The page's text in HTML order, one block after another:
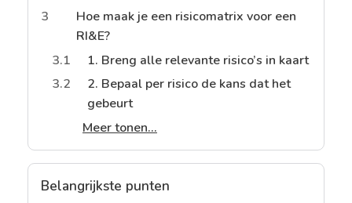
3
Hoe maak je een risicomatrix voor een
RI&E?
3.1
1. Breng alle relevante risico’s in kaart
3.2
2. Bepaal per risico de kans dat het
gebeurt
Meer tonen...
Belangrijkste punten